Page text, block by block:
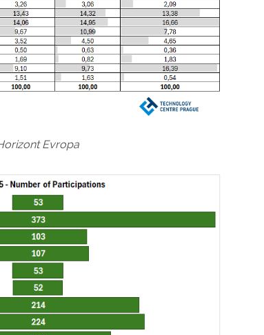
Evropa